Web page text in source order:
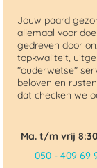
Jouw paard
allemaal voor
gedreven door
topkwaliteit,
"ouderwetse"
beloven en
dat checken we
Ma. t/m vrij
050 - 409 69